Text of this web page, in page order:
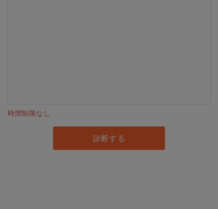
時間制限なし
診断する